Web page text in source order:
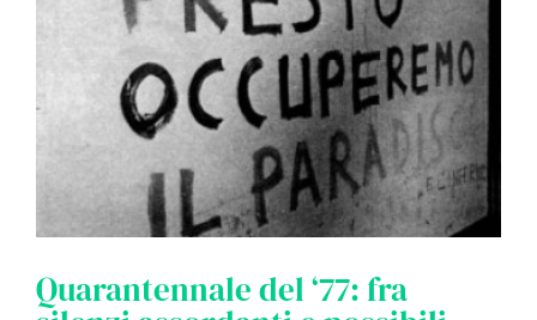
Quarantennale del ‘77: fra